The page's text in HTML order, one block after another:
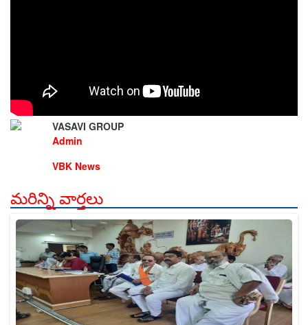
Brahmana meeting
21 May 2023 04:39 PM
Birthday invitation Uppala Srinivas 5th may
02 May 2023 04:57 PM 3409